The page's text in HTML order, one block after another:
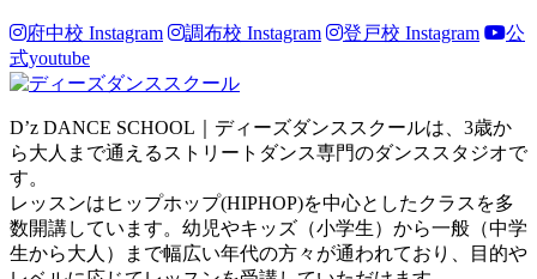
府中校 Instagram 調布校 Instagram 登戸校 Instagram
公
式youtube
D’z DANCE SCHOOL｜ディーズダンススクールは、3歳か
ら大人まで通えるストリートダンス専門のダンススタジオで
す。
レッスンはヒップホップ(HIPHOP)を中心としたクラスを多
数開講しています。幼児やキッズ（小学生）から一般（中学
生から大人）まで幅広い年代の方々が通われており、目的や